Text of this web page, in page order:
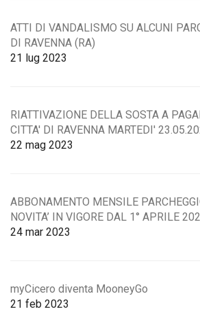
ATTI DI VANDALISMO SU ALCUNI
DI RAVENNA (RA)
21 lug 2023
RIATTIVAZIONE DELLA SOSTA A
CITTA' DI RAVENNA MARTEDI'
22 mag 2023
ABBONAMENTO MENSILE
NOVITA’ IN VIGORE DAL 1° APRILE
24 mar 2023
myCicero diventa MooneyGo
21 feb 2023